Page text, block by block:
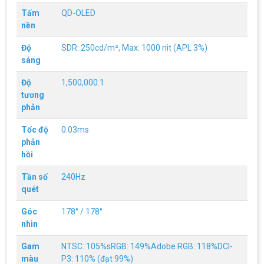
Tấm
nền
QD-OLED
Độ
sáng
SDR: 250cd/m², Max: 1000 nit (APL 3%)
Độ
tương
phản
1,500,000:1
Tốc độ
phản
hồi
0.03ms
Tần số
quét
240Hz
Góc
nhìn
178° / 178°
Gam
màu
NTSC: 105%sRGB: 149%Adobe RGB: 118%DCI-
P3: 110% (đạt 99%)